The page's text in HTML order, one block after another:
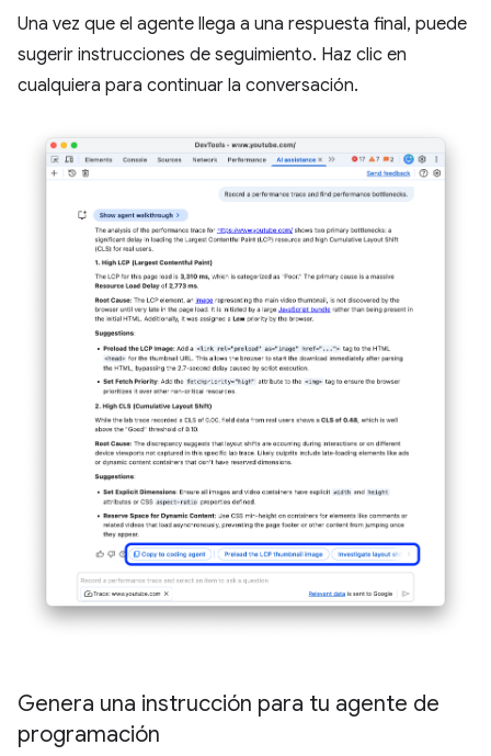
Una vez que el agente llega a una respuesta final, puede
sugerir instrucciones de seguimiento. Haz clic en
cualquiera para continuar la conversación.
Genera una instrucción para tu agente de
programación